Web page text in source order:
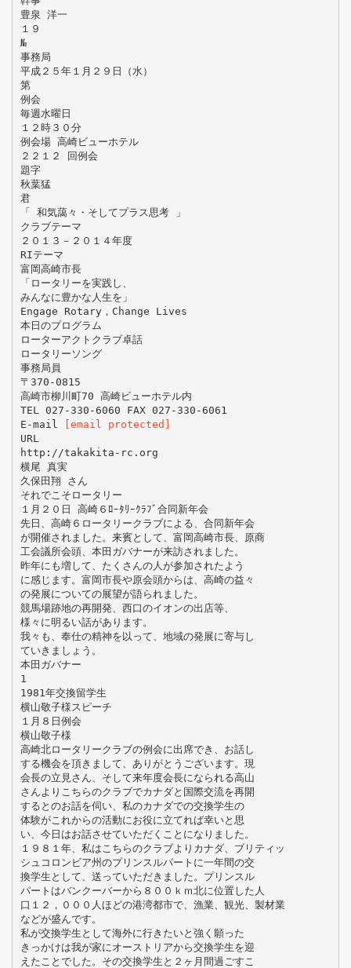
豊泉 洋一
１９
№
事務局
平成２５年１月２９日（水）
第
例会
毎週水曜日
１２時３０分
例会場 高崎ビューホテル
２２１２ 回例会
題字
秋葉猛
君
「 和気藹々・そしてプラス思考 」
クラブテーマ
２０１３－２０１４年度
RIテーマ
富岡高崎市長
「ロータリーを実践し、
みんなに豊かな人生を」
Engage Rotary，Change Lives
本日のプログラム
ローターアクトクラブ卓話
ロータリーソング
事務局員
〒370-0815
高崎市柳川町70 高崎ビューホテル内
TEL 027-330-6060 FAX 027-330-6061
E-mail
[email protected]
URL
http://takakita-rc.org
横尾 真実
久保田翔 さん
それでこそロータリー
１月２０日 高崎６ﾛｰﾀﾘｰｸﾗﾌﾞ合同新年会
先日、高崎６ロータリークラブによる、合同新年会
が開催されました。来賓として、富岡高崎市長、原商
工会議所会頭、本田ガバナーが来訪されました。
昨年にも増して、たくさんの人が参加されたよう
に感じます。富岡市長や原会頭からは、高崎の益々
の発展についての展望が語られました。
競馬場跡地の再開発、西口のイオンの出店等、
様々に明るい話があります。
我々も、奉仕の精神を以って、地域の発展に寄与し
ていきましょう。
本田ガバナー
1
1981年交換留学生
横山敬子様スピーチ
１月８日例会
横山敬子様
高崎北ロータリークラブの例会に出席でき、お話し
する機会を頂きまして、ありがとうございます。現
会長の立見さん、そして来年度会長になられる高山
さんよりこちらのクラブでカナダと国際交流を再開
するとのお話を伺い、私のカナダでの交換学生の
体験がこれからの活動にお役に立てれば幸いと思
い、今日はお話させていただくことになりました。
１９８１年、私はこちらのクラブよりカナダ、ブリティッ
シュコロンビア州のプリンスルパートに一年間の交
換学生として、送っていただきました。プリンスル
パートはバンクーバーから８００ｋｍ北に位置した人
口１２，０００人ほどの港湾都市で、漁業、観光、製材業
などが盛んです。
私が交換学生として海外に行きたいと強く願った
きっかけは我が家にオーストリアから交換学生を迎
えたことでした。その交換学生と２ヶ月間過ごすこ